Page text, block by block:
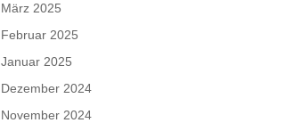
März 2025
Februar 2025
Januar 2025
Dezember 2024
November 2024